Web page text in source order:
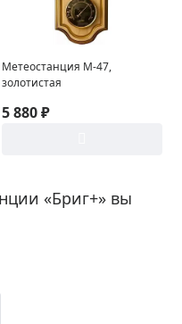
Метеостанция М-47,
золотистая
5 880 ₽
«Бриг+» вы